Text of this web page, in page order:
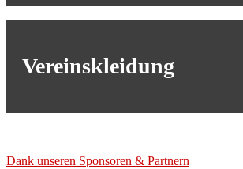
Vereinskleidung
Dank unse­ren Spon­so­ren & Part­nern